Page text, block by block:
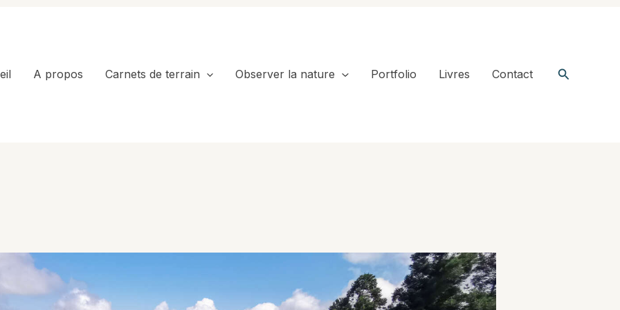
A propos Carnets de terrain Observer la nature Portfolio Livres Contact